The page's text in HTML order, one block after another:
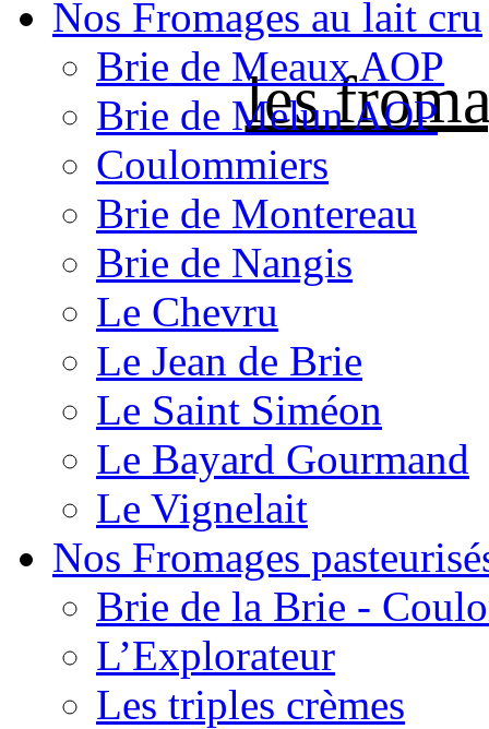
les
Nos Fromages au lait cru
Brie de Meaux AOP
Brie de Melun AOP
Coulommiers
Brie de Montereau
Brie de Nangis
Le Chevru
Le Jean de Brie
Le Saint Siméon
Le Bayard Gourmand
Le Vignelait
Nos Fromages
Brie de la Brie -
L’Explorateur
Les triples crèmes